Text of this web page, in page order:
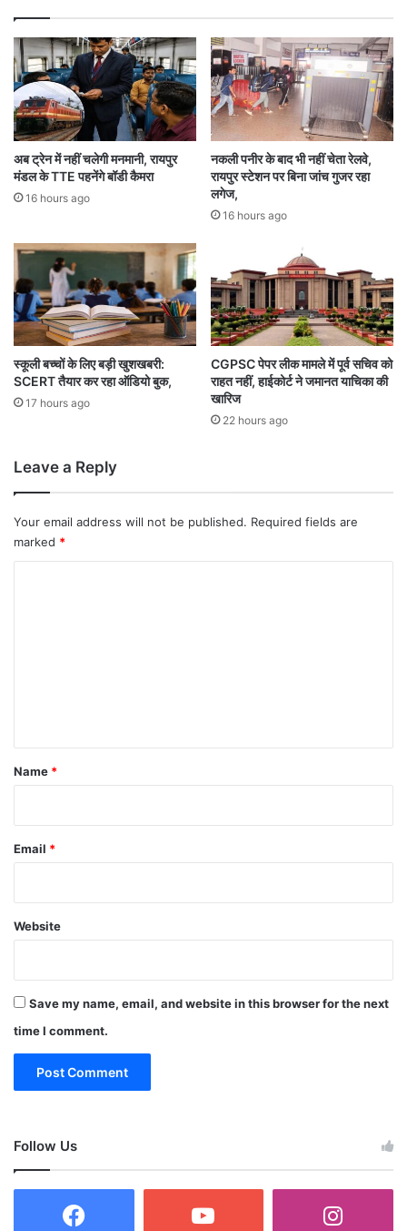
प
से
हो
गी
उ
र्व
र
की
किं
री
से
न
हीं
नि
का
ल
स
क
ती
का
:
हा
ई
को
र्ट
अब ट्रेन में नहीं चलेगी मनमानी, रायपुर
मंडल के TTE पहनेंगे बॉडी कैमरा
16 hours ago
नकली पनीर के बाद भी नहीं चेता रेलवे,
रायपुर स्टेशन पर बिना जांच गुजर रहा
लगेज,
16 hours ago
स्कूली बच्चों के लिए बड़ी खुशखबरी:
SCERT तैयार कर रहा ऑडियो बुक,
17 hours ago
CGPSC पेपर लीक मामले में पूर्व सचिव को
राहत नहीं, हाईकोर्ट ने जमानत याचिका की
खारिज
22 hours ago
Leave a Reply
Your email address will not be published. Required fields are
marked *
*
Name *
Email *
Website
Save my name, email, and website in this browser for the next
time I comment.
Follow Us